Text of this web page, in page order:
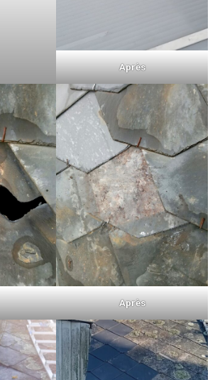
Après
Après